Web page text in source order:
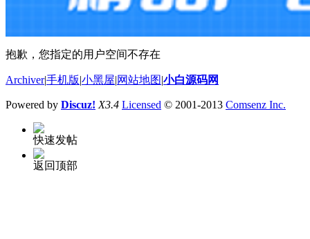
抱歉，您指定的用户空间不存在
Archiver|手机版 小黑屋 网站地图 小白源码网
Powered by Discuz! X3.4 Licensed © 2001-2013 Comsenz Inc.
快速发帖
返回顶部